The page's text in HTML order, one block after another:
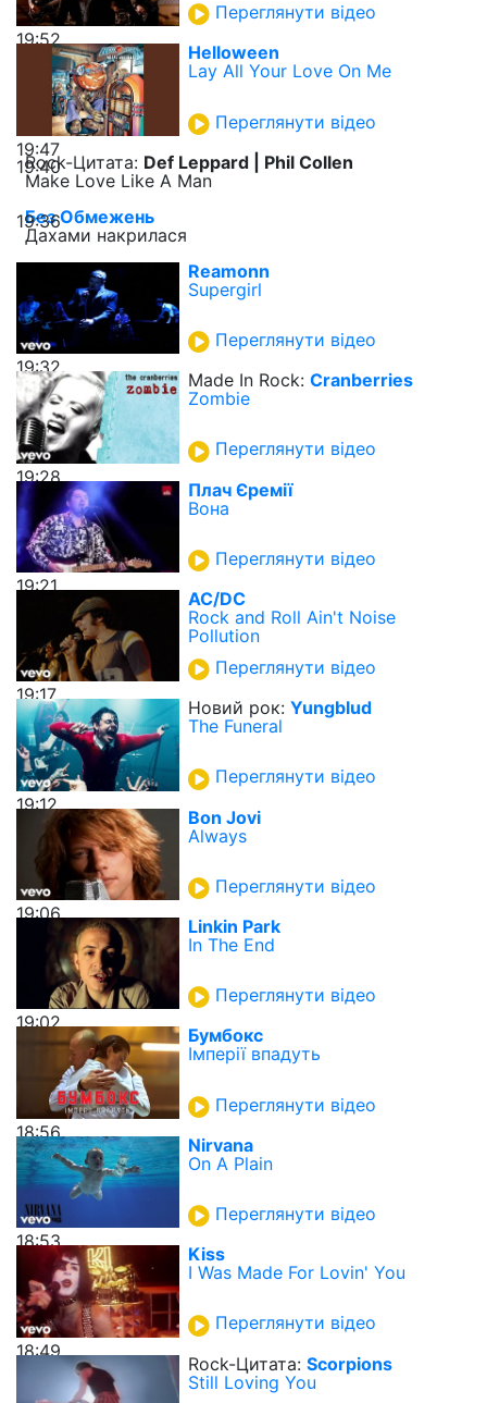
19:52
Переглянути відео
19:47
Helloween
Lay All Your Love On Me
Переглянути відео
19:40
Rock-Цитата: Def Leppard | Phil Collen
Make Love Like A Man
19:36
Без Обмежень
Дахами накрилася
19:32
Reamonn
Supergirl
Переглянути відео
19:28
Made In Rock: Cranberries
Zombie
Переглянути відео
19:21
Плач Єремії
Вона
Переглянути відео
19:17
AC/DC
Rock and Roll Ain't Noise
Pollution
Переглянути відео
19:12
Новий рок: Yungblud
The Funeral
Переглянути відео
19:06
Bon Jovi
Always
Переглянути відео
19:02
Linkin Park
In The End
Переглянути відео
18:56
Бумбокс
Імперії впадуть
Переглянути відео
18:53
Nirvana
On A Plain
Переглянути відео
18:49
Kiss
I Was Made For Lovin' You
Переглянути відео
Rock-Цитата: Scorpions
Still Loving You